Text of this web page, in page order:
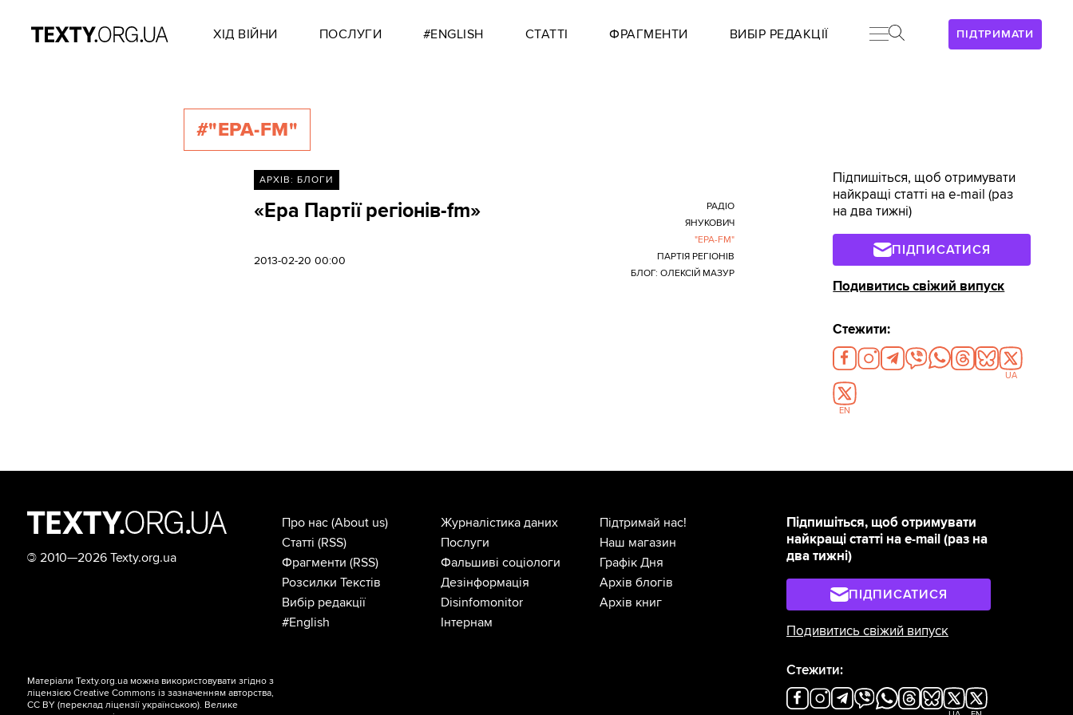
ПІДТРИМАТИ
ХІД ВІЙНИ ПОСЛУГИ #ENGLISH СТАТТІ ФРАГМЕНТИ ВИБІР РЕДАКЦІЇ
#"ЕРА-FM"
АРХІВ: БЛОГИ
«Ера Партії регіонів-fm»
2013-02-20 00:00
РАДІО
ЯНУКОВИЧ
"ЕРА-FM"
ПАРТІЯ РЕГІОНІВ
БЛОГ: ОЛЕКСІЙ МАЗУР
Підпишіться, щоб отримувати
найкращі статті на e-mail (раз
на два тижні)
ПІДПИСАТИСЯ
Подивитись свіжий випуск
Стежити:
UA
EN
© 2010—2026 Texty.org.ua
Підпишіться, щоб отримувати
найкращі статті на e-mail (раз на
два тижні)
ПІДПИСАТИСЯ
Подивитись свіжий випуск
Стежити:
Про нас (About us)
Статті (RSS)
Фрагменти (RSS)
Розсилки Текстів
Вибір редакції
#English
Журналістика даних
Послуги
Фальшиві соціологи
Дезінформація
Disinfomonitor
Інтернам
Підтримай нас!
Наш магазин
Графік Дня
Архів блогів
Архів книг
Матеріали Texty.org.ua можна використовувати згідно з
ліцензієюCreative Commons із зазначенням авторства,
CC BY (переклад ліцензіїукраїнською). Велике